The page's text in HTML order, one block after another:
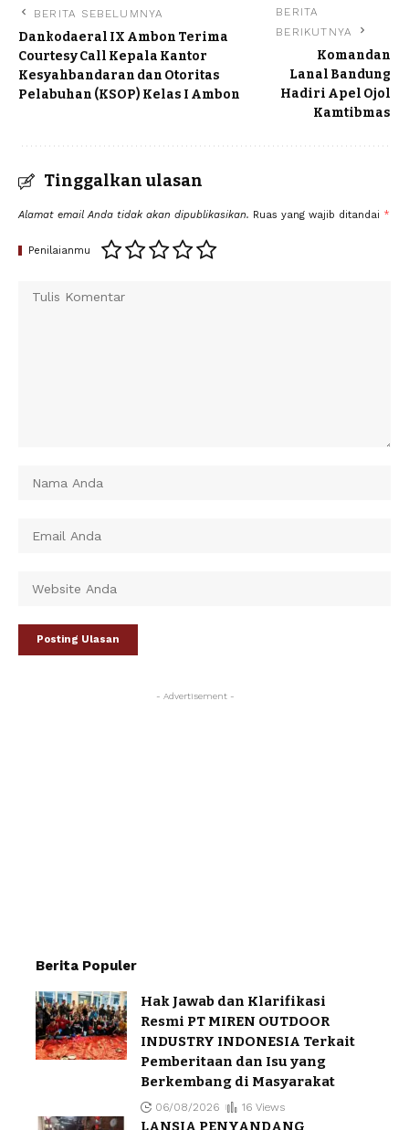
BERITA SEBELUMNYA
Dankodaeral IX Ambon Terima
Courtesy Call Kepala Kantor
Kesyahbandaran dan Otoritas
Pelabuhan (KSOP) Kelas I Ambon
BERITA
BERIKUTNYA
Komandan
Lanal Bandung
Hadiri Apel Ojol
Kamtibmas
Tinggalkan ulasan
Alamat email Anda tidak akan dipublikasikan. Ruas yang wajib ditandai *
Penilaianmu
- Advertisement -
Berita Populer
Hak Jawab dan Klarifikasi
Resmi PT MIREN OUTDOOR
INDUSTRY INDONESIA Terkait
Pemberitaan dan Isu yang
Berkembang di Masyarakat
06/08/2026 16 Views
LANSIA PENYANDANG